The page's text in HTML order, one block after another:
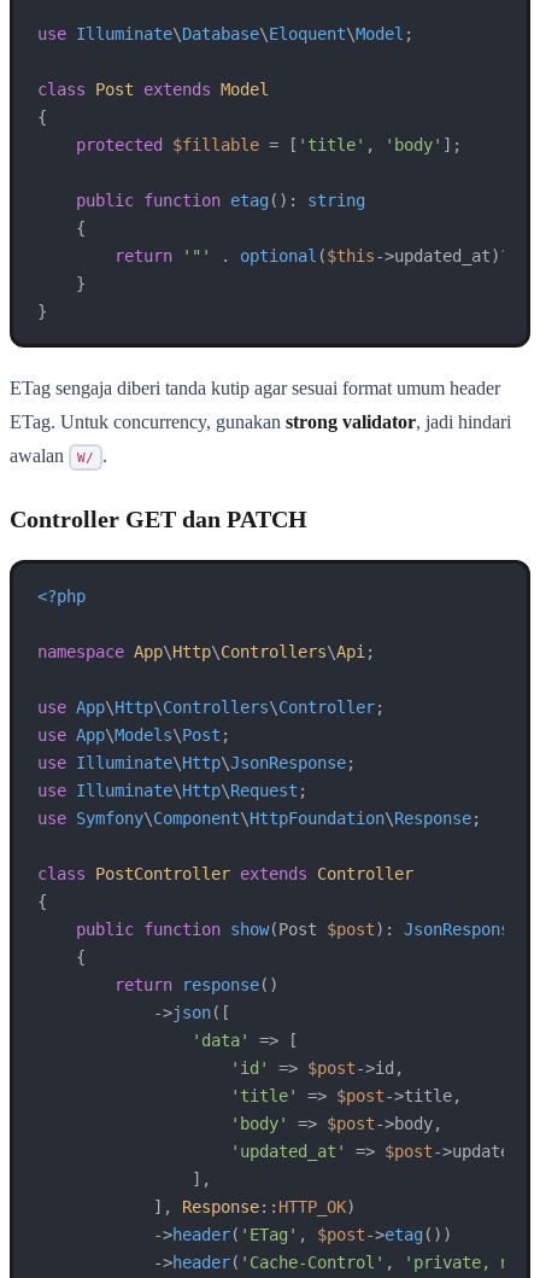
use Illuminate\Database\Eloquent\Model ;
class Post extends Model
{
protected
$fillable = [ 'title' , 'body' ];
public function etag ( ): string
{
return
'"' . optional ($this->updated_at)?->
    }
}
ETag sengaja diberi tanda kutip agar sesuai format umum header
ETag. Untuk concurrency, gunakan strong validator, jadi hindari
awalan
W/ .
Controller GET dan PATCH
<?php
namespace App\Http\Controllers\Api ;
use App\Http\Controllers\Controller
use App\Models\Post
use Illuminate\Http\JsonResponse
use Illuminate\Http\Request
use Symfony\Component\HttpFoundation\Response;
class PostController extends
Controller
{
public function show(Post $post): JsonResponse
{
return
response()
            ->
json([
'data'
=> [
'id'
=> $post->id,
'title'
=> $post->title,
'body'
=> $post->body,
'updated_at'
=> $post-
                ],
            ],
Response:: HTTP_OK)
            ->
header( 'ETag' , $post->etag ())
            ->
header( 'Cache-Control' ,
'private, no-